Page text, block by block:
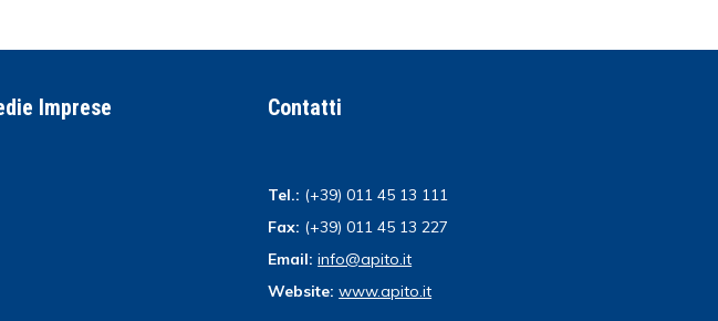
Imprese
Contatti
Tel.: (+39) 011 45 13 111
Fax: (+39) 011 45 13 227
Email: info@apito.it
Website: www.apito.it